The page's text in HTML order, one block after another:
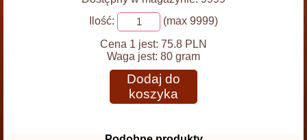
Ilość:
(max 9999)
Cena 1 jest: 75.8 PLN
Waga jest: 80 gram
Dodaj do
koszyka